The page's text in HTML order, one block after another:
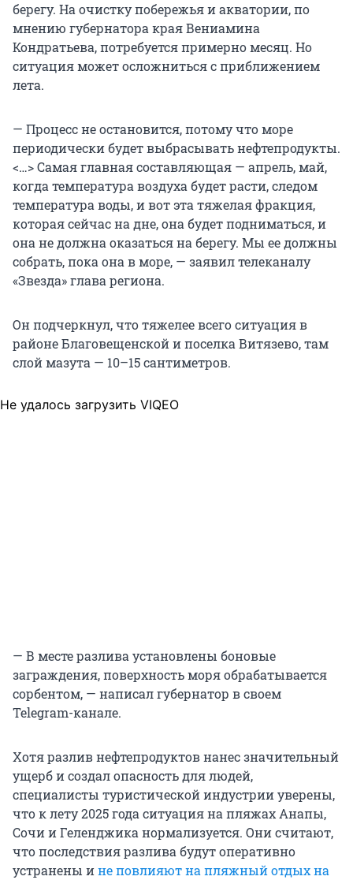
берегу. На очистку побережья и акватории, по
мнению губернатора края Вениамина
Кондратьева, потребуется примерно месяц. Но
ситуация может осложниться с приближением
лета.
— Процесс не остановится, потому что море
периодически будет выбрасывать нефтепродукты.
<…> Самая главная составляющая — апрель, май,
когда температура воздуха будет расти, следом
температура воды, и вот эта тяжелая фракция,
которая сейчас на дне, она будет подниматься, и
она не должна оказаться на берегу. Мы ее должны
собрать, пока она в море, — заявил телеканалу
«Звезда» глава региона.
Он подчеркнул, что тяжелее всего ситуация в
районе Благовещенской и поселка Витязево, там
слой мазута — 10–15 сантиметров.
Не удалось загрузить VIQEO
— В месте разлива установлены боновые
заграждения, поверхность моря обрабатывается
сорбентом, — написал губернатор в своем
Telegram-канале.
Хотя разлив нефтепродуктов нанес значительный
ущерб и создал опасность для людей,
специалисты туристической индустрии уверены,
что к лету 2025 года ситуация на пляжах Анапы,
Сочи и Геленджика нормализуется. Они считают,
что последствия разлива будут оперативно
устранены ине повлияют на пляжный отдых на